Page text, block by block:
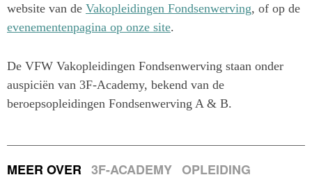
website van de Vakopleidingen Fondsenwerving, of op de
evenementenpagina op onze site.
De VFW Vakopleidingen Fondsenwerving staan onder
auspiciën van 3F-Academy, bekend van de
beroepsopleidingen Fondsenwerving A & B.
MEER OVER 3F-ACADEMY OPLEIDING